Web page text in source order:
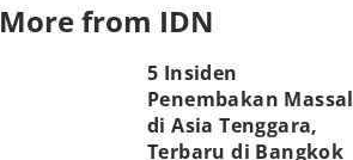
More from IDN
5 Insiden
Penembakan Massal
di Asia Tenggara,
Terbaru di Bangkok